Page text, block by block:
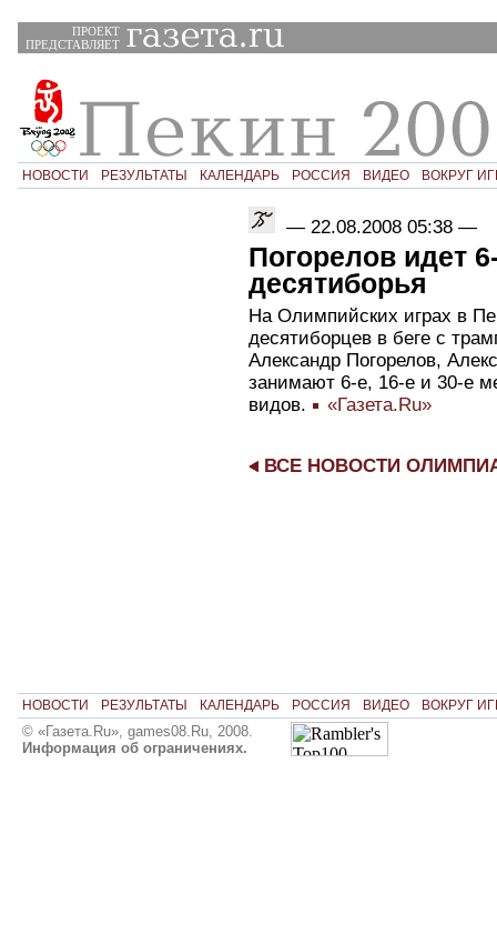
ПРОЕКТ
ПРЕДСТАВЛЯЕТ
НОВОСТИ РЕЗУЛЬТАТЫ КАЛЕНДАРЬ РОССИЯ ВИДЕО ВОКРУГ
— 22.08.2008 05:38 —
Погорелов идет
десятиборья
На Олимпийских играх в
десятиборцев в беге с
Александр Погорелов,
занимают 6-е, 16-е и 30-е
видов.
«Газета.Ru»
ВСЕ НОВОСТИ
НОВОСТИ РЕЗУЛЬТАТЫ КАЛЕНДАРЬ РОССИЯ ВИДЕО ВОКРУГ
© «Газета.Ru», games08.Ru, 2008.
Информация об ограничениях.